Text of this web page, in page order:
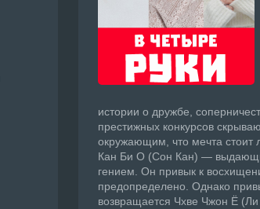
истории о дружбе,
престижных конкурсов
окружающим, что мечта стоит
Кан Би О (Сон Кан) —
гением. Он привык к
предопределено. Однако
возвращается Чхве Чжон Ё